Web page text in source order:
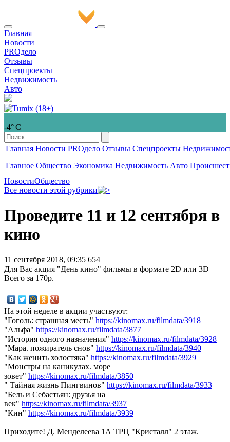
Главная
Новости
PROдело
Отзывы
Спецпроекты
Недвижимость
Авто
-4° С
Главная Новости PROдело Отзывы Спецпроекты
Главное Общество Экономика Недвижимость Авто
НовостиОбщество
Все новости этой рубрики
Проведите 11 и 12 сентября в
кино
11 сентября 2018, 09:35 654
Для Вас акция "День кино" фильмы в формате 2D или 3D
Всего за 170р.
На этой неделе в акции участвуют:
"Гоголь: страшная месть" https://kinomax.ru/filmdata/3918
"Альфа" https://kinomax.ru/filmdata/3877
"История одного назначения" https://kinomax.ru/filmdata/3928
"Мара. пожиратель снов" https://kinomax.ru/filmdata/3940
"Как женить холостяка" https://kinomax.ru/filmdata/3929
"Монстры на каникулах. море
зовет" https://kinomax.ru/filmdata/3850
" Тайная жизнь Пингвинов" https://kinomax.ru/filmdata/3933
"Бель и Себастьян: друзья на
век" https://kinomax.ru/filmdata/3937
"Кин" https://kinomax.ru/filmdata/3939
Приходите! Д. Менделеева 1А ТРЦ "Кристалл" 2 этаж.